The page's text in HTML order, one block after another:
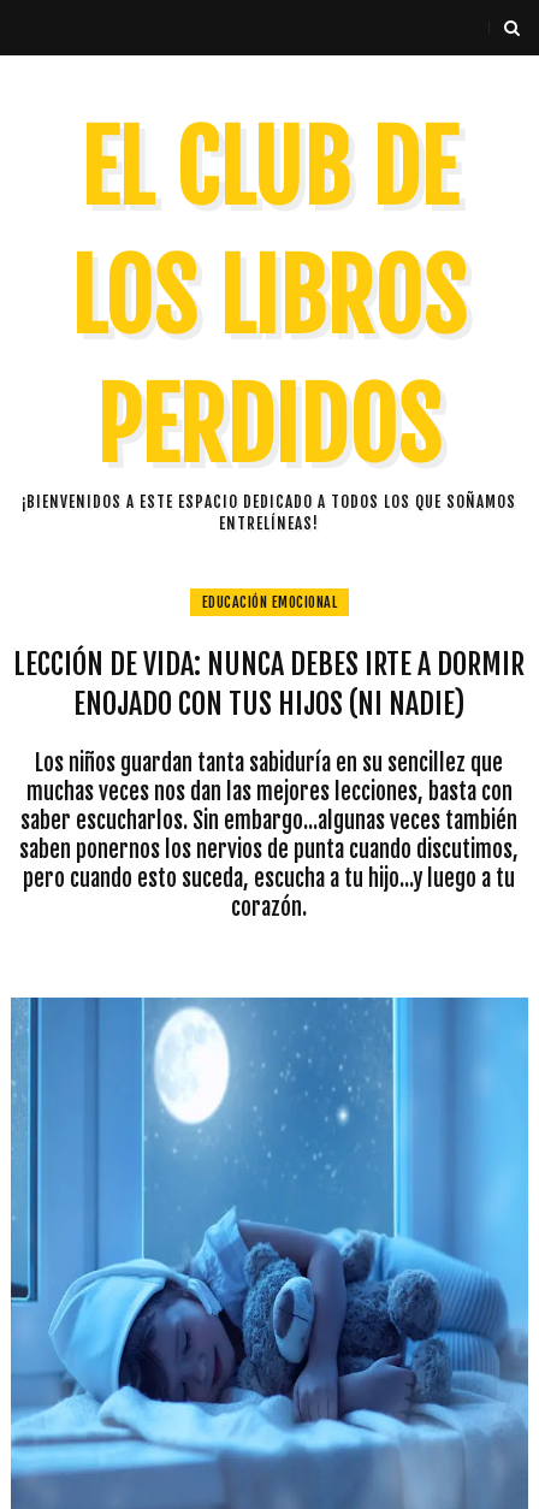
EL CLUB DE
LOS LIBROS
PERDIDOS
¡BIENVENIDOS A ESTE ESPACIO DEDICADO A TODOS LOS QUE SOÑAMOS
ENTRELÍNEAS!
EDUCACIÓN EMOCIONAL
LECCIÓN DE VIDA: NUNCA DEBES IRTE A DORMIR
ENOJADO CON TUS HIJOS (NI NADIE)
Los niños guardan tanta sabiduría en su sencillez que
muchas veces nos dan las mejores lecciones, basta con
saber escucharlos. Sin embargo...algunas veces también
saben ponernos los nervios de punta cuando discutimos,
pero cuando esto suceda, escucha a tu hijo...y luego a tu
corazón.